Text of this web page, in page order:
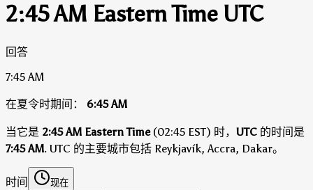
2:45 AM Eastern Time UTC
回答
7:45 AM
在夏令时期间： 6:45 AM
当它是 2:45 AM Eastern Time(02:45 EST) 时， UTC 的时间是
7:45 AM. UTC 的主要城市包括 Reykjavík, Accra, Dakar。
时间 现在